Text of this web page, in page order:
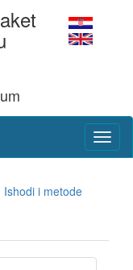
Ishodi i metode